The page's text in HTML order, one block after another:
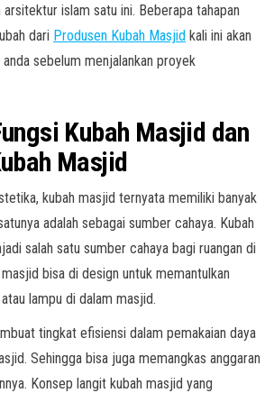
islam satu ini. Beberapa tahapan
dari Produsen Kubah Masjid kali ini akan
sebelum menjalankan proyek
Kubah Masjid dan
Masjid
kubah masjid ternyata memiliki banyak
adalah sebagai sumber cahaya. Kubah
salah satu sumber cahaya bagi ruangan di
bisa di design untuk memantulkan
lampu di dalam masjid.
tingkat efisiensi dalam pemakaian daya
Sehingga bisa juga memangkas anggaran
Konsep langit kubah masjid yang